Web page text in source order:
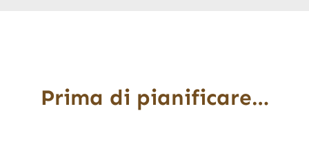
Prima di pianificare…